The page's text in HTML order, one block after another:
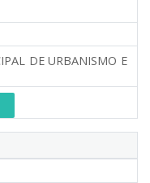
DE URBANISMO E